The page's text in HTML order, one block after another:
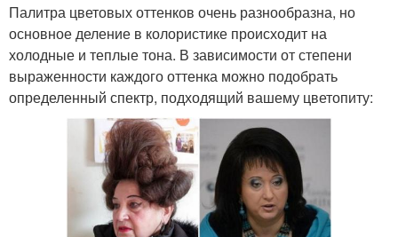
Палитра цветовых оттенков очень разнообразна, но
основное деление в колористике происходит на
холодные и теплые тона. В зависимости от степени
выраженности каждого оттенка можно подобрать
определенный спектр, подходящий вашему цветопиту: